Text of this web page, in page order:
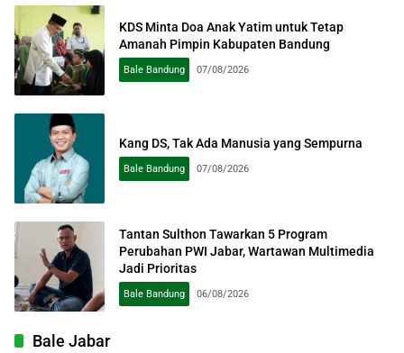
KDS Minta Doa Anak Yatim untuk Tetap
Amanah Pimpin Kabupaten Bandung
Bale Bandung 07/08/2026
Kang DS, Tak Ada Manusia yang Sempurna
Bale Bandung 07/08/2026
Tantan Sulthon Tawarkan 5 Program
Perubahan PWI Jabar, Wartawan Multimedia
Jadi Prioritas
Bale Bandung 06/08/2026
Bale Jabar